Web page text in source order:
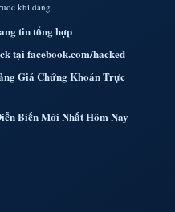
khi dang.
tin tổng hợp
tại facebook.com/hacked
Giá Chứng Khoán Trực
Biến Mới Nhất Hôm Nay